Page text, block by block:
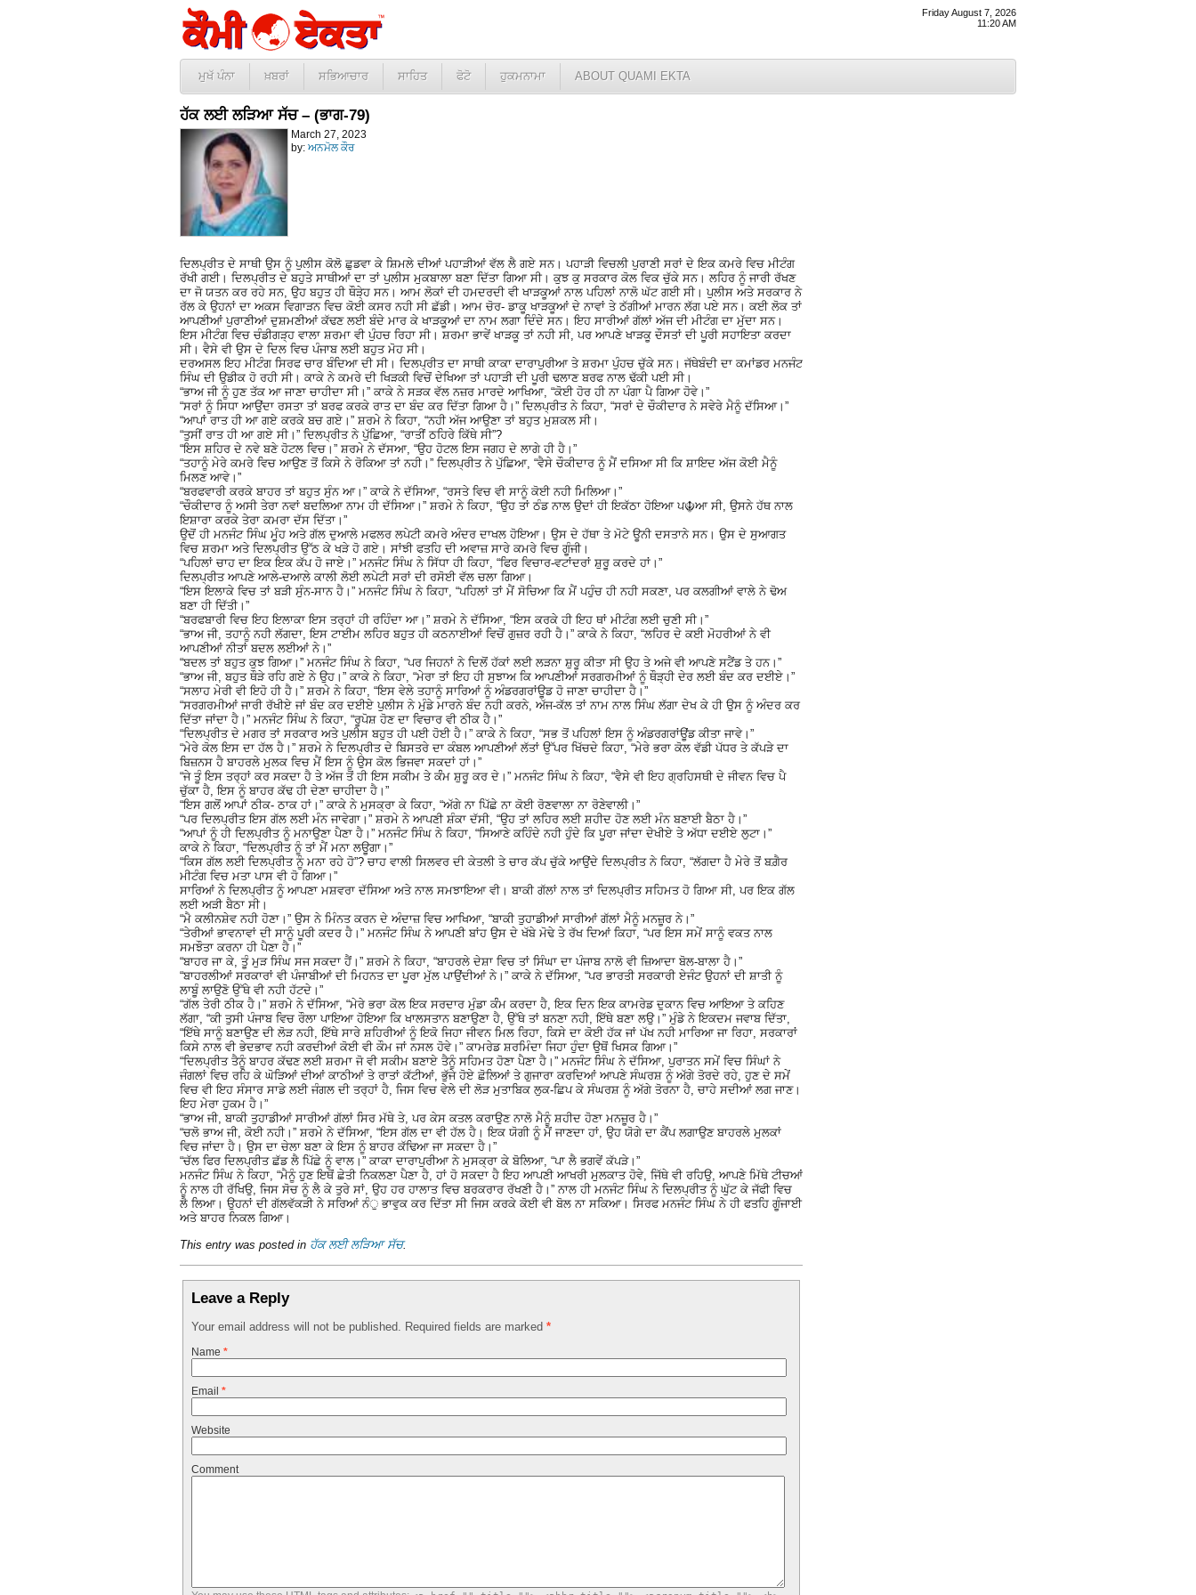
Friday August 7, 2026
11:20 AM
ਮੁਖੱ ਪੰਨਾ ਖ਼ਬਰਾਂ ਸਭਿਆਚਾਰ ਸਾਹਿਤ ਫੋਟੋ ਹੁਕਮਨਾਮਾ ABOUT QUAMI EKTA
ਹੱਕ ਲਈ ਲੜਿਆ ਸੱਚ – (ਭਾਗ-79)
March 27, 2023
by: ਅਨਮੋਲ ਕੌਰ
ਦਿਲਪ੍ਰੀਤ ਦੇ ਸਾਥੀ ਉਸ ਨੂੰ ਪੁਲੀਸ ਕੋਲੋ ਛੁਡਵਾ ਕੇ ਸ਼ਿਮਲੇ ਦੀਆਂ ਪਹਾੜੀਆਂ ਵੱਲ ਲੈ ਗਏ ਸਨ। ਪਹਾੜੀ ਵਿਚਲੀ ਪੁਰਾਣੀ ਸਰਾਂ ਦੇ ਇਕ ਕਮਰੇ ਵਿਚ ਮੀਟੰਗ
ਰੱਖੀ ਗਈ। ਦਿਲਪ੍ਰੀਤ ਦੇ ਬਹੁਤੇ ਸਾਥੀਆਂ ਦਾ ਤਾਂ ਪੁਲੀਸ ਮੁਕਬਾਲਾ ਬਣਾ ਦਿੱਤਾ ਗਿਆ ਸੀ। ਕੁਝ ਕੁ ਸਰਕਾਰ ਕੋਲ ਵਿਕ ਚੁੱਕੇ ਸਨ। ਲਹਿਰ ਨੂੰ ਜਾਰੀ ਰੱਖਣ
ਦਾ ਜੋ ਯਤਨ ਕਰ ਰਹੇ ਸਨ, ਉਹ ਬਹੁਤ ਹੀ ਥੌੜੇ੍ਹ ਸਨ। ਆਮ ਲੋਕਾਂ ਦੀ ਹਮਦਰਦੀ ਵੀ ਖਾੜਕੂਆਂ ਨਾਲ ਪਹਿਲਾਂ ਨਾਲੋ ਘੱਟ ਗਈ ਸੀ। ਪੁਲੀਸ ਅਤੇ ਸਰਕਾਰ ਨੇ
ਰੱਲ ਕੇ ਉਹਨਾਂ ਦਾ ਅਕਸ ਵਿਗਾੜਨ ਵਿਚ ਕੋਈ ਕਸਰ ਨਹੀ ਸੀ ਛੱਡੀ। ਆਮ ਚੋਰ- ਡਾਕੂ ਖਾੜਕੂਆਂ ਦੇ ਨਾਵਾਂ ਤੇ ਠੱਗੀਆਂ ਮਾਰਨ ਲੱਗ ਪਏ ਸਨ। ਕਈ ਲੋਕ ਤਾਂ
ਆਪਣੀਆਂ ਪੁਰਾਣੀਆਂ ਦੁਸ਼ਮਣੀਆਂ ਕੱਢਣ ਲਈ ਬੰਦੇ ਮਾਰ ਕੇ ਖਾੜਕੂਆਂ ਦਾ ਨਾਮ ਲਗਾ ਦਿੰਦੇ ਸਨ। ਇਹ ਸਾਰੀਆਂ ਗੱਲਾਂ ਅੱਜ ਦੀ ਮੀਟੰਗ ਦਾ ਮੁੱਦਾ ਸਨ।
ਇਸ ਮੀਟੰਗ ਵਿਚ ਚੰਡੀਗੜ੍ਹ ਵਾਲਾ ਸ਼ਰਮਾ ਵੀ ਪੁੰਹਚ ਰਿਹਾ ਸੀ। ਸ਼ਰਮਾ ਭਾਵੇਂ ਖਾੜਕੂ ਤਾਂ ਨਹੀ ਸੀ, ਪਰ ਆਪਣੇ ਖਾੜਕੂ ਦੌਸਤਾਂ ਦੀ ਪੂਰੀ ਸਹਾਇਤਾ ਕਰਦਾ
ਸੀ। ਵੈਸੇ ਵੀ ਉਸ ਦੇ ਦਿਲ ਵਿਚ ਪੰਜਾਬ ਲਈ ਬਹੁਤ ਮੋਹ ਸੀ।
ਦਰਅਸਲ ਇਹ ਮੀਟੰਗ ਸਿਰਫ ਚਾਰ ਬੰਦਿਆ ਦੀ ਸੀ। ਦਿਲਪ੍ਰੀਤ ਦਾ ਸਾਥੀ ਕਾਕਾ ਦਾਰਾਪੁਰੀਆ ਤੇ ਸ਼ਰਮਾ ਪੁੰਹਚ ਚੁੱਕੇ ਸਨ। ਜੱਥੇਬੰਦੀ ਦਾ ਕਮਾਂਡਰ ਮਨਜੰਟ
ਸਿੰਘ ਦੀ ਉਡੀਕ ਹੋ ਰਹੀ ਸੀ। ਕਾਕੇ ਨੇ ਕਮਰੇ ਦੀ ਖਿੜਕੀ ਵਿਚੋਂ ਦੇਖਿਆ ਤਾਂ ਪਹਾੜੀ ਦੀ ਪੂਰੀ ਢਲਾਣ ਬਰਫ ਨਾਲ ਢੱਕੀ ਪਈ ਸੀ।
“ਭਾਅ ਜੀ ਨੂੰ ਹੁਣ ਤੱਕ ਆ ਜਾਣਾ ਚਾਹੀਦਾ ਸੀ।” ਕਾਕੇ ਨੇ ਸੜਕ ਵੱਲ ਨਜ਼ਰ ਮਾਰਦੇ ਆਖਿਆ, “ਕੋਈ ਹੋਰ ਹੀ ਨਾ ਪੰਗਾ ਪੈ ਗਿਆ ਹੋਵੇ।”
“ਸਰਾਂ ਨੂੰ ਸਿਧਾ ਆਉਂਦਾ ਰਸਤਾ ਤਾਂ ਬਰਫ ਕਰਕੇ ਰਾਤ ਦਾ ਬੰਦ ਕਰ ਦਿੱਤਾ ਗਿਆ ਹੈ।” ਦਿਲਪ੍ਰੀਤ ਨੇ ਕਿਹਾ, “ਸਰਾਂ ਦੇ ਚੌਕੀਦਾਰ ਨੇ ਸਵੇਰੇ ਮੈਨੂੰ ਦੱਸਿਆ।”
“ਆਪਾਂ ਰਾਤ ਹੀ ਆ ਗਏ ਕਰਕੇ ਬਚ ਗਏ।” ਸ਼ਰਮੇ ਨੇ ਕਿਹਾ, “ਨਹੀ ਅੱਜ ਆਉਣਾ ਤਾਂ ਬਹੁਤ ਮੁਸ਼ਕਲ ਸੀ।
“ਤੁਸੀਂ ਰਾਤ ਹੀ ਆ ਗਏ ਸੀ।” ਦਿਲਪ੍ਰੀਤ ਨੇ ਪੁੱਛਿਆ, “ਰਾਤੀਂ ਠਹਿਰੇ ਕਿੱਥੇ ਸੀ”?
“ਇਸ ਸ਼ਹਿਰ ਦੇ ਨਵੇ ਬਣੇ ਹੋਟਲ ਵਿਚ।” ਸ਼ਰਮੇ ਨੇ ਦੱਸਆ, “ਉਹ ਹੋਟਲ ਇਸ ਜਗਹ ਦੇ ਲਾਗੇ ਹੀ ਹੈ।”
“ਤਹਾਨੂੰ ਮੇਰੇ ਕਮਰੇ ਵਿਚ ਆਉਣ ਤੋਂ ਕਿਸੇ ਨੇ ਰੋਕਿਆ ਤਾਂ ਨਹੀ।” ਦਿਲਪ੍ਰੀਤ ਨੇ ਪੁੱਛਿਆ, “ਵੈਸੇ ਚੌਕੀਦਾਰ ਨੂੰ ਮੈਂ ਦਸਿਆ ਸੀ ਕਿ ਸ਼ਾਇਦ ਅੱਜ ਕੋਈ ਮੈਨੂੰ
ਮਿਲਣ ਆਵੇ।”
“ਬਰਫਵਾਰੀ ਕਰਕੇ ਬਾਹਰ ਤਾਂ ਬਹੁਤ ਸੁੰਨ ਆ।” ਕਾਕੇ ਨੇ ਦੱਸਿਆ, “ਰਸਤੇ ਵਿਚ ਵੀ ਸਾਨੂੰ ਕੋਈ ਨਹੀ ਮਿਲਿਆ।”
“ਚੌਕੀਦਾਰ ਨੂੰ ਅਸੀ ਤੇਰਾ ਨਵਾਂ ਬਦਲਿਆ ਨਾਮ ਹੀ ਦੱਸਿਆ।” ਸ਼ਰਮੇ ਨੇ ਕਿਹਾ, “ਉਹ ਤਾਂ ਠੰਡ ਨਾਲ ਉਦਾਂ ਹੀ ਇਕੱਠਾ ਹੋਇਆ ਪ☬ਆ ਸੀ, ਉਸਨੇ ਹੱਥ ਨਾਲ
ਇਸ਼ਾਰਾ ਕਰਕੇ ਤੇਰਾ ਕਮਰਾ ਦੱਸ ਦਿੱਤਾ।”
ਉਦੋਂ ਹੀ ਮਨਜੰਟ ਸਿੰਘ ਮੂੰਹ ਅਤੇ ਗੱਲ ਦੁਆਲੇ ਮਫਲਰ ਲਪੇਟੀ ਕਮਰੇ ਅੰਦਰ ਦਾਖਲ ਹੋਇਆ। ਉਸ ਦੇ ਹੱਥਾ ਤੇ ਮੋਟੇ ਊਨੀ ਦਸਤਾਨੇ ਸਨ। ਉਸ ਦੇ ਸੁਆਗਤ
ਵਿਚ ਸ਼ਰਮਾ ਅਤੇ ਦਿਲਪ੍ਰੀਤ ਉੱਠ ਕੇ ਖੜੇ ਹੋ ਗਏ। ਸਾਂਝੀ ਫਤਹਿ ਦੀ ਅਵਾਜ਼ ਸਾਰੇ ਕਮਰੇ ਵਿਚ ਗੂੰਜੀ।
“ਪਹਿਲਾਂ ਚਾਹ ਦਾ ਇਕ ਇਕ ਕੱਪ ਹੋ ਜਾਏ।” ਮਨਜੰਟ ਸਿੰਘ ਨੇ ਸਿੱਧਾ ਹੀ ਕਿਹਾ, “ਫਿਰ ਵਿਚਾਰ-ਵਟਾਂਦਰਾਂ ਸ਼ੁਰੂ ਕਰਦੇ ਹਾਂ।”
ਦਿਲਪ੍ਰੀਤ ਆਪਣੇ ਆਲੇ-ਦਆਲੇ ਕਾਲੀ ਲੋਈ ਲਪੇਟੀ ਸਰਾਂ ਦੀ ਰਸੋਈ ਵੱਲ ਚਲਾ ਗਿਆ।
“ਇਸ ਇਲਾਕੇ ਵਿਚ ਤਾਂ ਬੜੀ ਸੁੰਨ-ਸਾਨ ਹੈ।” ਮਨਜੰਟ ਸਿੰਘ ਨੇ ਕਿਹਾ, “ਪਹਿਲਾਂ ਤਾਂ ਮੈਂ ਸੋਚਿਆ ਕਿ ਮੈਂ ਪਹੁੰਚ ਹੀ ਨਹੀ ਸਕਣਾ, ਪਰ ਕਲਗੀਆਂ ਵਾਲੇ ਨੇ ਢੋਅ
ਬਣਾ ਹੀ ਦਿੱਤੀ।”
“ਬਰਫਬਾਰੀ ਵਿਚ ਇਹ ਇਲਾਕਾ ਇਸ ਤਰ੍ਹਾਂ ਹੀ ਰਹਿੰਦਾ ਆ।” ਸ਼ਰਮੇ ਨੇ ਦੱਸਿਆ, “ਇਸ ਕਰਕੇ ਹੀ ਇਹ ਥਾਂ ਮੀਟੰਗ ਲਈ ਚੁਣੀ ਸੀ।”
“ਭਾਅ ਜੀ, ਤਹਾਨੂੰ ਨਹੀ ਲੱਗਦਾ, ਇਸ ਟਾਈਮ ਲਹਿਰ ਬਹੁਤ ਹੀ ਕਠਨਾਈਆਂ ਵਿਚੋਂ ਗੁਜ਼ਰ ਰਹੀ ਹੈ।” ਕਾਕੇ ਨੇ ਕਿਹਾ, “ਲਹਿਰ ਦੇ ਕਈ ਮੋਹਰੀਆਂ ਨੇ ਵੀ
ਆਪਣੀਆਂ ਨੀਤਾਂ ਬਦਲ ਲਈਆਂ ਨੇ।”
“ਬਦਲ ਤਾਂ ਬਹੁਤ ਕੁਝ ਗਿਆ।” ਮਨਜੰਟ ਸਿੰਘ ਨੇ ਕਿਹਾ, “ਪਰ ਜਿਹਨਾਂ ਨੇ ਦਿਲੋਂ ਹੱਕਾਂ ਲਈ ਲੜਨਾ ਸ਼ੁਰੂ ਕੀਤਾ ਸੀ ਉਹ ਤੇ ਅਜੇ ਵੀ ਆਪਣੇ ਸਟੈਂਡ ਤੇ ਹਨ।”
“ਭਾਅ ਜੀ, ਬਹੁਤ ਥੌੜੇ ਰਹਿ ਗਏ ਨੇ ਉਹ।” ਕਾਕੇ ਨੇ ਕਿਹਾ, “ਮੇਰਾ ਤਾਂ ਇਹ ਹੀ ਸੁਝਾਅ ਕਿ ਆਪਣੀਆਂ ਸਰਗਰਮੀਆਂ ਨੂੰ ਥੌੜ੍ਹੀ ਦੇਰ ਲਈ ਬੰਦ ਕਰ ਦਈਏ।”
“ਸਲਾਹ ਮੇਰੀ ਵੀ ਇਹੋ ਹੀ ਹੈ।” ਸ਼ਰਮੇ ਨੇ ਕਿਹਾ, “ਇਸ ਵੇਲੇ ਤਹਾਨੂੰ ਸਾਰਿਆਂ ਨੂੰ ਅੰਡਰਗਰਾਂਊਡ ਹੋ ਜਾਣਾ ਚਾਹੀਦਾ ਹੈ।”
“ਸਰਗਰਮੀਆਂ ਜਾਰੀ ਰੱਖੀਏ ਜਾਂ ਬੰਦ ਕਰ ਦਈਏ ਪੁਲੀਸ ਨੇ ਮੁੰਡੇ ਮਾਰਨੇ ਬੰਦ ਨਹੀ ਕਰਨੇ, ਅੱਜ-ਕੱਲ ਤਾਂ ਨਾਮ ਨਾਲ ਸਿੰਘ ਲੱਗਾ ਦੇਖ ਕੇ ਹੀ ਉਸ ਨੂੰ ਅੰਦਰ ਕਰ
ਦਿੱਤਾ ਜਾਂਦਾ ਹੈ।” ਮਨਜੰਟ ਸਿੰਘ ਨੇ ਕਿਹਾ, “ਰੂਪੋਸ਼ ਹੋਣ ਦਾ ਵਿਚਾਰ ਵੀ ਠੀਕ ਹੈ।”
“ਦਿਲਪ੍ਰੀਤ ਦੇ ਮਗਰ ਤਾਂ ਸਰਕਾਰ ਅਤੇ ਪੁਲੀਸ ਬਹੁਤ ਹੀ ਪਈ ਹੋਈ ਹੈ।” ਕਾਕੇ ਨੇ ਕਿਹਾ, “ਸਭ ਤੋਂ ਪਹਿਲਾਂ ਇਸ ਨੂੰ ਅੰਡਰਗਰਾਂਊਂਡ ਕੀਤਾ ਜਾਵੇ।”
“ਮੇਰੇ ਕੋਲ ਇਸ ਦਾ ਹੱਲ ਹੈ।” ਸ਼ਰਮੇ ਨੇ ਦਿਲਪ੍ਰੀਤ ਦੇ ਬਿਸਤਰੇ ਦਾ ਕੰਬਲ ਆਪਣੀਆਂ ਲੱਤਾਂ ਉੱਪਰ ਖਿੱਚਦੇ ਕਿਹਾ, “ਮੇਰੇ ਭਰਾ ਕੋਲ ਵੱਡੀ ਪੱਧਰ ਤੇ ਕੱਪੜੇ ਦਾ
ਬਿਜ਼ਨਸ ਹੈ ਬਾਹਰਲੇ ਮੁਲਕ ਵਿਚ ਮੈਂ ਇਸ ਨੂੰ ਉਸ ਕੋਲ ਭਿਜਵਾ ਸਕਦਾਂ ਹਾਂ।”
“ਜੇ ਤੂੰ ਇਸ ਤਰ੍ਹਾਂ ਕਰ ਸਕਦਾ ਹੈ ਤੇ ਅੱਜ ਤੋਂ ਹੀ ਇਸ ਸਕੀਮ ਤੇ ਕੰੰਮ ਸ਼ੁਰੂ ਕਰ ਦੇ।” ਮਨਜੰਟ ਸਿੰਘ ਨੇ ਕਿਹਾ, “ਵੈਸੇ ਵੀ ਇਹ ਗ੍ਰਹਿਸਥੀ ਦੇ ਜੀਵਨ ਵਿਚ ਪੈ
ਚੁੱਕਾ ਹੈ, ਇਸ ਨੂੰ ਬਾਹਰ ਕੱਢ ਹੀ ਦੇਣਾ ਚਾਹੀਦਾ ਹੈ।”
“ਇਸ ਗਲੋਂ ਆਪਾਂ ਠੀਕ- ਠਾਕ ਹਾਂ।” ਕਾਕੇ ਨੇ ਮੁਸਕ੍ਰਾ ਕੇ ਕਿਹਾ, “ਅੱਗੇ ਨਾ ਪਿੱਛੇ ਨਾ ਕੋਈ ਰੋਣਵਾਲਾ ਨਾ ਰੋਣੇਵਾਲੀ।”
“ਪਰ ਦਿਲਪ੍ਰੀਤ ਇਸ ਗੱਲ ਲਈ ਮੰਨ ਜਾਵੇਗਾ।” ਸ਼ਰਮੇ ਨੇ ਆਪਣੀ ਸ਼ੰਕਾ ਦੱਸੀ, “ਉਹ ਤਾਂ ਲਹਿਰ ਲਈ ਸ਼ਹੀਦ ਹੋਣ ਲਈ ਮੰਨ ਬਣਾਈ ਬੈਠਾ ਹੈ।”
“ਆਪਾਂ ਨੂੰ ਹੀ ਦਿਲਪ੍ਰੀਤ ਨੂੰ ਮਨਾਉਣਾ ਪੈਣਾ ਹੈ।” ਮਨਜੰਟ ਸਿੰਘ ਨੇ ਕਿਹਾ, “ਸਿਆਣੇ ਕਹਿੰਦੇ ਨਹੀ ਹੁੰਦੇ ਕਿ ਪੂਰਾ ਜਾਂਦਾ ਦੇਖੀਏ ਤੇ ਅੱਧਾ ਦਈਏ ਲੁਟਾ।”
ਕਾਕੇ ਨੇ ਕਿਹਾ, “ਦਿਲਪ੍ਰੀਤ ਨੂੰ ਤਾਂ ਮੈਂ ਮਨਾ ਲਊਗਾ।”
“ਕਿਸ ਗੱਲ ਲਈ ਦਿਲਪ੍ਰੀਤ ਨੂੰ ਮਨਾ ਰਹੇ ਹੋ”? ਚਾਹ ਵਾਲੀ ਸਿਲਵਰ ਦੀ ਕੇਤਲੀ ਤੇ ਚਾਰ ਕੱਪ ਚੁੱਕੇ ਆਉਂਦੇ ਦਿਲਪ੍ਰੀਤ ਨੇ ਕਿਹਾ, “ਲੱਗਦਾ ਹੈ ਮੇਰੇ ਤੋਂ ਬਗ਼ੈਰ
ਮੀਟੰਗ ਵਿਚ ਮਤਾ ਪਾਸ ਵੀ ਹੋ ਗਿਆ।”
ਸਾਰਿਆਂ ਨੇ ਦਿਲਪ੍ਰੀਤ ਨੂੰ ਆਪਣਾ ਮਸ਼ਵਰਾ ਦੱਸਿਆ ਅਤੇ ਨਾਲ ਸਮਝਾਇਆ ਵੀ। ਬਾਕੀ ਗੱਲਾਂ ਨਾਲ ਤਾਂ ਦਿਲਪ੍ਰੀਤ ਸਹਿਮਤ ਹੋ ਗਿਆ ਸੀ, ਪਰ ਇਕ ਗੱਲ
ਲਈ ਅੜੀ ਬੈਠਾ ਸੀ।
“ਮੈ ਕਲੀਨਸ਼ੇਵ ਨਹੀ ਹੋਣਾ।” ਉਸ ਨੇ ਮਿੰਨਤ ਕਰਨ ਦੇ ਅੰਦਾਜ਼ ਵਿਚ ਆਖਿਆ, “ਬਾਕੀ ਤੁਹਾਡੀਆਂ ਸਾਰੀਆਂ ਗੱਲਾਂ ਮੈਨੂੰ ਮਨਜ਼ੂਰ ਨੇ।”
“ਤੇਰੀਆਂ ਭਾਵਨਾਵਾਂ ਦੀ ਸਾਨੂੰ ਪੂਰੀ ਕਦਰ ਹੈ।” ਮਨਜੰਟ ਸਿੰਘ ਨੇ ਆਪਣੀ ਬਾਂਹ ਉਸ ਦੇ ਖੱਬੇ ਮੋਢੇ ਤੇ ਰੱਖ ਦਿਆਂ ਕਿਹਾ, “ਪਰ ਇਸ ਸਮੇਂ ਸਾਨੂੰ ਵਕਤ ਨਾਲ
ਸਮਝੌਤਾ ਕਰਨਾ ਹੀ ਪੈਣਾ ਹੈ।”
“ਬਾਹਰ ਜਾ ਕੇ, ਤੂੰ ਮੁੜ ਸਿੰਘ ਸਜ ਸਕਦਾ ਹੈਂ।” ਸ਼ਰਮੇ ਨੇ ਕਿਹਾ, “ਬਾਹਰਲੇ ਦੇਸ਼ਾ ਵਿਚ ਤਾਂ ਸਿੰਘਾ ਦਾ ਪੰਜਾਬ ਨਾਲੋ ਵੀ ਜ਼ਿਆਦਾ ਬੋਲ-ਬਾਲਾ ਹੈ।”
“ਬਾਹਰਲੀਆਂ ਸਰਕਾਰਾਂ ਵੀ ਪੰਜਾਬੀਆਂ ਦੀ ਮਿਹਨਤ ਦਾ ਪੂਰਾ ਮੁੱਲ ਪਾਉਂਦੀਆਂ ਨੇ।” ਕਾਕੇ ਨੇ ਦੱਸਿਆ, “ਪਰ ਭਾਰਤੀ ਸਰਕਾਰੀ ਏਜੰਟ ਉਹਨਾਂ ਦੀ ਸ਼ਾਤੀ ਨੂੰ
ਲਾਬੂੰ ਲਾਉਣੋ ਉੱਥੇ ਵੀ ਨਹੀ ਹੱਟਦੇ।”
“ਗੱਲ ਤੇਰੀ ਠੀਕ ਹੈ।” ਸ਼ਰਮੇ ਨੇ ਦੱਸਿਆ, “ਮੇਰੇ ਭਰਾ ਕੋਲ ਇਕ ਸਰਦਾਰ ਮੁੰਡਾ ਕੰੰਮ ਕਰਦਾ ਹੈ, ਇਕ ਦਿਨ ਇਕ ਕਾਮਰੇਡ ਦੁਕਾਨ ਵਿਚ ਆਇਆ ਤੇ ਕਹਿਣ
ਲੱਗਾ, “ਕੀ ਤੁਸੀ ਪੰਜਾਬ ਵਿਚ ਰੌਲਾ ਪਾਇਆ ਹੋਇਆ ਕਿ ਖਾਲਸਤਾਨ ਬਣਾਉਣਾ ਹੈ, ਉੱਥੇ ਤਾਂ ਬਨਣਾ ਨਹੀ, ਇੱਥੇ ਬਣਾ ਲਉ।” ਮੁੰਡੇ ਨੇ ਇਕਦਮ ਜਵਾਬ ਦਿੱਤਾ,
“ਇੱਥੇ ਸਾਨੂੰ ਬਣਾਉਣ ਦੀ ਲੋੜ ਨਹੀ, ਇੱਥੇ ਸਾਰੇ ਸ਼ਹਿਰੀਆਂ ਨੂੰ ਇਕੋ ਜਿਹਾ ਜੀਵਨ ਮਿਲ ਰਿਹਾ, ਕਿਸੇ ਦਾ ਕੋਈ ਹੱਕ ਜਾਂ ਪੱਖ ਨਹੀ ਮਾਰਿਆ ਜਾ ਰਿਹਾ, ਸਰਕਾਰਾਂ
ਕਿਸੇ ਨਾਲ ਵੀ ਭੇਦਭਾਵ ਨਹੀ ਕਰਦੀਆਂ ਕੋਈ ਵੀ ਕੌਮ ਜਾਂ ਨਸਲ ਹੋਵੇ।” ਕਾਮਰੇਡ ਸ਼ਰਮਿੰਦਾ ਜਿਹਾ ਹੁੰਦਾ ਉਥੋਂ ਖਿਸਕ ਗਿਆ।”
“ਦਿਲਪ੍ਰੀਤ ਤੈਨੂੰ ਬਾਹਰ ਕੱਢਣ ਲਈ ਸ਼ਰਮਾ ਜੋ ਵੀ ਸਕੀਮ ਬਣਾਏ ਤੈਨੂੰ ਸਹਿਮਤ ਹੋਣਾ ਪੈਣਾ ਹੈ।” ਮਨਜੰਟ ਸਿੰਘ ਨੇ ਦੱਸਿਆ, ਪੁਰਾਤਨ ਸਮੇਂ ਵਿਚ ਸਿੰਘਾਂ ਨੇ
ਜੰਗਲਾਂ ਵਿਚ ਰਹਿ ਕੇ ਘੋੜਿਆਂ ਦੀਆਂ ਕਾਠੀਆਂ ਤੇ ਰਾਤਾਂ ਕੱਟੀਆਂ, ਭੁੱਜੇ ਹੋਏ ਛੋਲਿਆਂ ਤੇ ਗੁਜਾਰਾ ਕਰਦਿਆਂ ਆਪਣੇ ਸੰਘਰਸ਼ ਨੂੰ ਅੱਗੇ ਤੋਰਦੇ ਰਹੇ, ਹੁਣ ਦੇ ਸਮੇਂ
ਵਿਚ ਵੀ ਇਹ ਸੰਸਾਰ ਸਾਡੇ ਲਈ ਜੰਗਲ ਦੀ ਤਰ੍ਹਾਂ ਹੈ, ਜਿਸ ਵਿਚ ਵੇਲੇ ਦੀ ਲੋੜ ਮੁਤਾਬਿਕ ਲੁਕ-ਛਿਪ ਕੇ ਸੰਘਰਸ਼ ਨੂੰ ਅੱਗੇ ਤੋਰਨਾ ਹੈ, ਚਾਹੇ ਸਦੀਆਂ ਲਗ ਜਾਣ।
ਇਹ ਮੇਰਾ ਹੁਕਮ ਹੈ।”
“ਭਾਅ ਜੀ, ਬਾਕੀ ਤੁਹਾਡੀਆਂ ਸਾਰੀਆਂ ਗੱਲਾਂ ਸਿਰ ਮੱਥੇ ਤੇ, ਪਰ ਕੇਸ ਕਤਲ ਕਰਾਉਣ ਨਾਲੋ ਮੈਨੂੰ ਸ਼ਹੀਦ ਹੋਣਾ ਮਨਜ਼ੂਰ ਹੈ।”
“ਚਲੋ ਭਾਅ ਜੀ, ਕੋਈ ਨਹੀ।” ਸ਼ਰਮੇ ਨੇ ਦੱਸਿਆ, “ਇਸ ਗੱਲ ਦਾ ਵੀ ਹੱਲ ਹੈ। ਇਕ ਯੋਗੀ ਨੂੰ ਮੈਂ ਜਾਣਦਾ ਹਾਂ, ਉਹ ਯੋਗੇ ਦਾ ਕੈਂਪ ਲਗਾਉਣ ਬਾਹਰਲੇ ਮੁਲਕਾਂ
ਵਿਚ ਜਾਂਦਾ ਹੈ। ਉਸ ਦਾ ਚੇਲਾ ਬਣਾ ਕੇ ਇਸ ਨੂੰ ਬਾਹਰ ਕੱਢਿਆ ਜਾ ਸਕਦਾ ਹੈ।”
“ਚੱਲ ਫਿਰ ਦਿਲਪ੍ਰੀਤ ਛੱਡ ਲੈ ਪਿੱਛੇ ਨੂੰ ਵਾਲ।” ਕਾਕਾ ਦਾਰਾਪੁਰੀਆ ਨੇ ਮੁਸਕ੍ਰਾ ਕੇ ਬੋਲਿਆ, “ਪਾ ਲੈ ਭਗਵੇਂ ਕੱਪੜੇ।”
ਮਨਜੰਟ ਸਿੰਘ ਨੇ ਕਿਹਾ, “ਮੈਨੂੰ ਹੁਣ ਇਥੋਂ ਛੇਤੀ ਨਿਕਲਣਾ ਪੈਣਾ ਹੈ, ਹਾਂ ਹੋ ਸਕਦਾ ਹੈ ਇਹ ਆਪਣੀ ਆਖਰੀ ਮੁਲਕਾਤ ਹੋਵੇ, ਜਿੱਥੇ ਵੀ ਰਹਿਉ, ਆਪਣੇ ਮਿੱਥੇ ਟੀਚਆਂ
ਨੂੰ ਨਾਲ ਹੀ ਰੱਖਿਉ, ਜਿਸ ਸੋਚ ਨੂੰ ਲੈ ਕੇ ਤੁਰੇ ਸਾਂ, ਉਹ ਹਰ ਹਾਲਾਤ ਵਿਚ ਬਰਕਰਾਰ ਰੱਖਣੀ ਹੈ।” ਨਾਲ ਹੀ ਮਨਜੰਟ ਸਿੰਘ ਨੇ ਦਿਲਪ੍ਰੀਤ ਨੂੰ ਘੁੱਟ ਕੇ ਜੱਫੀ ਵਿਚ
ਲੈ ਲਿਆ। ਉਹਨਾਂ ਦੀ ਗੱਲਵੱਕੜੀ ਨੇ ਸਰਿਆਂ ਨੰੁ ਭਾਵੁਕ ਕਰ ਦਿੱਤਾ ਸੀ ਜਿਸ ਕਰਕੇ ਕੋਈ ਵੀ ਬੋਲ ਨਾ ਸਕਿਆ। ਸਿਰਫ ਮਨਜੰਟ ਸਿੰਘ ਨੇ ਹੀ ਫਤਹਿ ਗੂੰਜਾਈ
ਅਤੇ ਬਾਹਰ ਨਿਕਲ ਗਿਆ।
This entry was posted in ਹੱਕ ਲਈ ਲੜਿਆ ਸੱਚ.
Leave a Reply
Your email address will not be published. Required fields are marked *
Name *
Email *
Website
Comment